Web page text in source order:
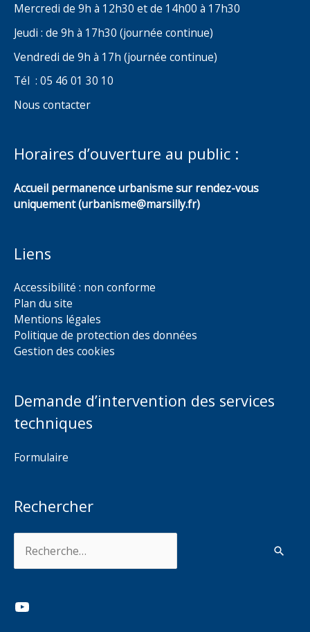
Mercredi de 9h à 12h30 et de 14h00 à 17h30
Jeudi : de 9h à 17h30 (journée continue)
Vendredi de 9h à 17h (journée continue)
Tél : 05 46 01 30 10
Nous contacter
Horaires d’ouverture au public :
Accueil permanence urbanisme sur rendez-vous
uniquement (urbanisme@marsilly.fr)
Liens
Accessibilité : non conforme
Plan du site
Mentions légales
Politique de protection des données
Gestion des cookies
Demande d’intervention des services
techniques
Formulaire
Rechercher
YouTube